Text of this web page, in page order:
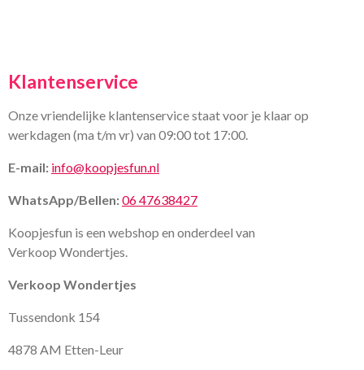
Klantenservice
Onze vriendelijke klantenservice staat voor je klaar op
werkdagen (ma t/m vr) van 09:00 tot 17:00.
E-mail: info@koopjesfun.nl
WhatsApp/Bellen:06 47638427
Koopjesfun is een webshop en onderdeel van
Verkoop Wondertjes.
Verkoop Wondertjes
Tussendonk 154
4878 AM Etten-Leur